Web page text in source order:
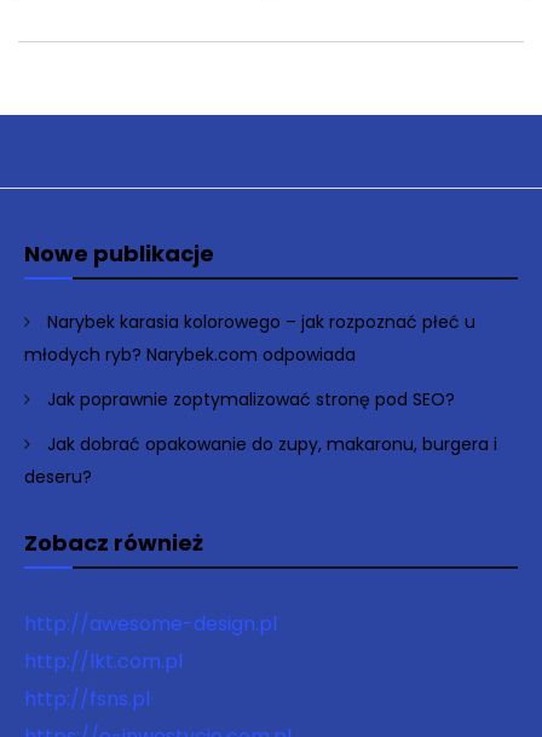
Nowe publikacje
Narybek karasia kolorowego – jak rozpoznać płeć u
młodych ryb? Narybek.com odpowiada
Jak poprawnie zoptymalizować stronę pod SEO?
Jak dobrać opakowanie do zupy, makaronu, burgera i
deseru?
Zobacz również
http://awesome-design.pl
http://lkt.com.pl
http://fsns.pl